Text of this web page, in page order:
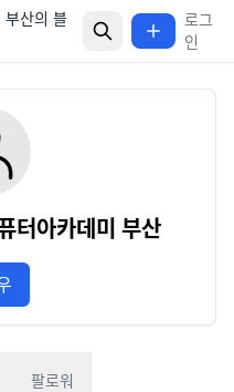
부산의 블
로그
인
터아카데미 부산
팔로워